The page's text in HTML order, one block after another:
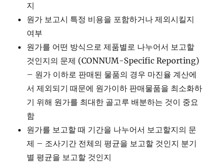
지
원가 보고시 특정 비용을 포함하거나 제외시킬지
여부
원가를 어떤 방식으로 제품별로 나누어서 보고할
것인지의 문제 (CONNUM-Specific Reporting)
– 원가 이하로 판매된 물품의 경우 마진율 계산에
서 제외되기 때문에 원가이하 판매물품을 최소화하
기 위해 원가를 최대한 골고루 배분하는 것이 중요
함
원가를 보고할 때 기간을 나누어서 보고할지의 문
제 – 조사기간 전체의 평균을 보고할 것인지 분기
별 평균을 보고할 것인지